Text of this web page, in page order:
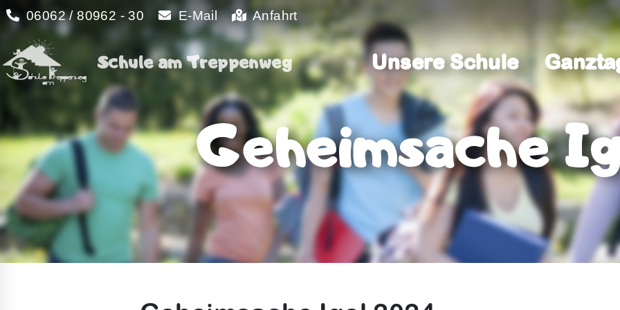
06062 / 80962 - 30 E-Mail Anfahrt
Schule am Treppenweg Unsere Schule
Schule am Treppenweg Unsere Schule
Geheimsache